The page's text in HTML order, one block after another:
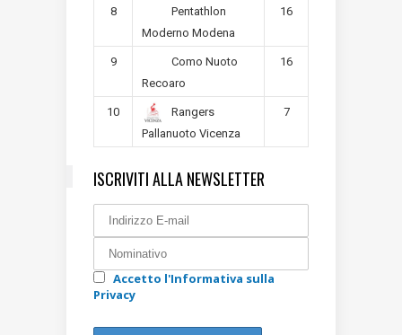
8
Pentathlon
Moderno Modena
16
9
Como Nuoto
Recoaro
16
10
Rangers
Pallanuoto Vicenza
7
ISCRIVITI ALLA NEWSLETTER
Accetto l'Informativa sulla
Privacy